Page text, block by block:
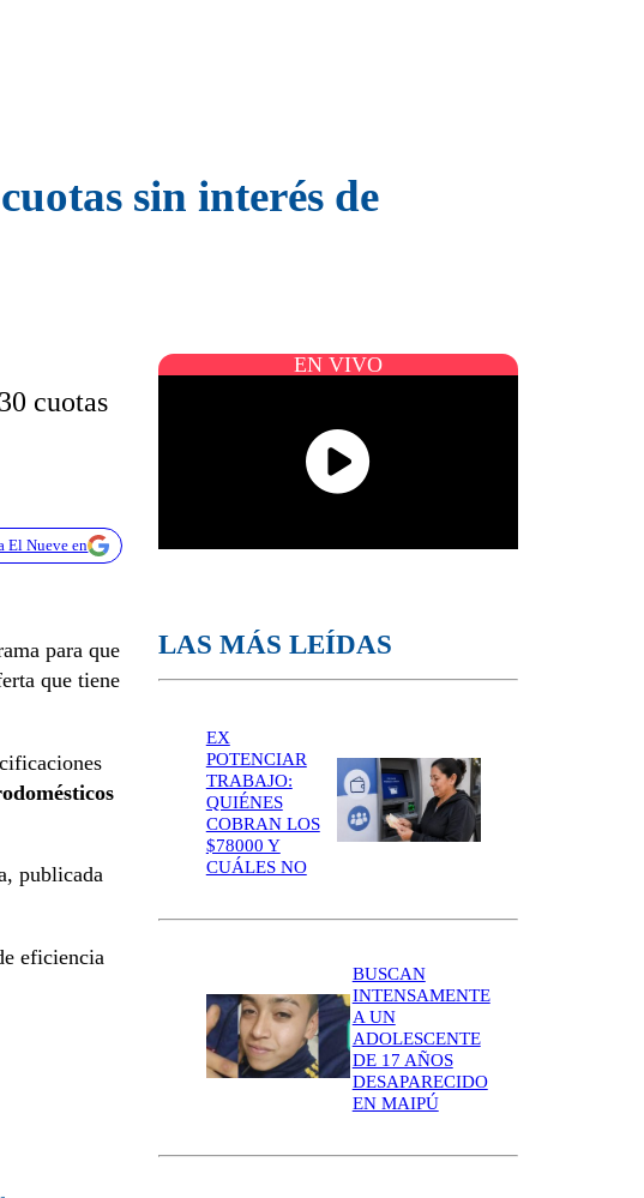
sin interés de
cuotas
El Nueve en
para que
que tiene
publicada
eficiencia
EN VIVO
LAS MÁS LEÍDAS
EX
POTENCIAR
TRABAJO:
QUIÉNES
COBRAN LOS
$78000 Y
CUÁLES NO
BUSCAN
INTENSAMENTE
A UN
ADOLESCENTE
DE 17 AÑOS
DESAPARECIDO
EN MAIPÚ